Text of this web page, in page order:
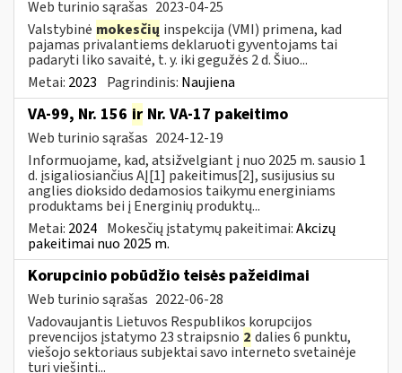
Web turinio sąrašas 2023-04-25
Valstybinė mokesčių inspekcija (VMI) primena, kad
pajamas privalantiems deklaruoti gyventojams tai
padaryti liko savaitė, t. y. iki gegužės 2 d. Šiuo...
Metai: 2023 Pagrindinis: Naujiena
VA-99, Nr. 156 ir Nr. VA-17 pakeitimo
Web turinio sąrašas 2024-12-19
Informuojame, kad, atsižvelgiant į nuo 2025 m. sausio 1
d. įsigaliosiančius AĮ[1] pakeitimus[2], susijusius su
anglies dioksido dedamosios taikymu energiniams
produktams bei į Energinių produktų...
Metai: 2024 Mokesčių įstatymų pakeitimai:Akcizų
pakeitimai nuo 2025 m.
Korupcinio pobūdžio teisės pažeidimai
Web turinio sąrašas 2022-06-28
Vadovaujantis Lietuvos Respublikos korupcijos
prevencijos įstatymo 23 straipsnio 2 dalies 6 punktu,
viešojo sektoriaus subjektai savo interneto svetainėje
turi viešinti...